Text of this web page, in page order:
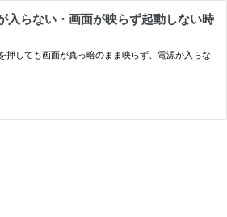
らない・画面が映らず起動しない時
しても画面が真っ暗のまま映らず、電源が入らな